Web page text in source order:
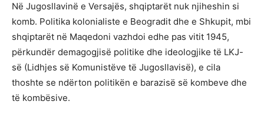
Në Jugosllavinë e Versajës, shqiptarët nuk njiheshin si
komb. Politika kolonialiste e Beogradit dhe e Shkupit, mbi
shqiptarët në Maqedoni vazhdoi edhe pas vitit 1945,
përkundër demagogjisë politike dhe ideologjike të LKJ-
së (Lidhjes së Komunistëve të Jugosllavisë), e cila
thoshte se ndërton politikën e barazisë së kombeve dhe
të kombësive.